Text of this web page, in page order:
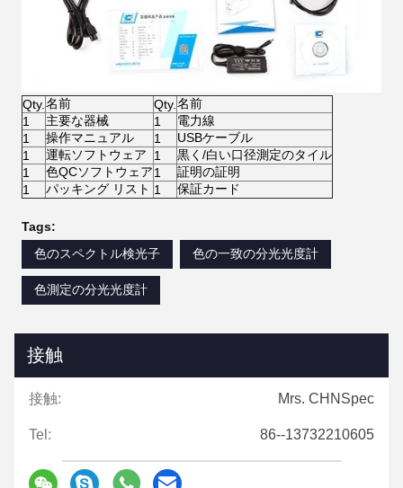
Qty. 名前 Qty. 名前
1
主要な器械 1
電力線
1
操作マニュアル 1
USBケーブル
1
運転ソフトウェア 1
黒く/白い口径測定のタイル
1
色QCソフトウェア1
証明の証明
1
パッキング リスト 1 保証カード
Tags:
色のスペクトル検光子
色の一致の分光光度計
色測定の分光光度計
接触
接触: Mrs. CHNSpec
Tel: 86--13732210605